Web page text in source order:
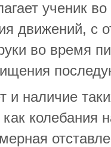
ученик
движений, с
во время
и наличие
колебания